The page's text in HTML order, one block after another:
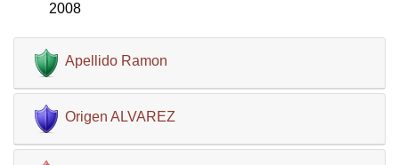
2008
Apellido Ramon
Origen ALVAREZ